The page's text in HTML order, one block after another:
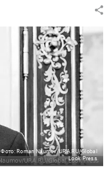
Фото: Roman Naumov/URA.RU/Global
Look Press